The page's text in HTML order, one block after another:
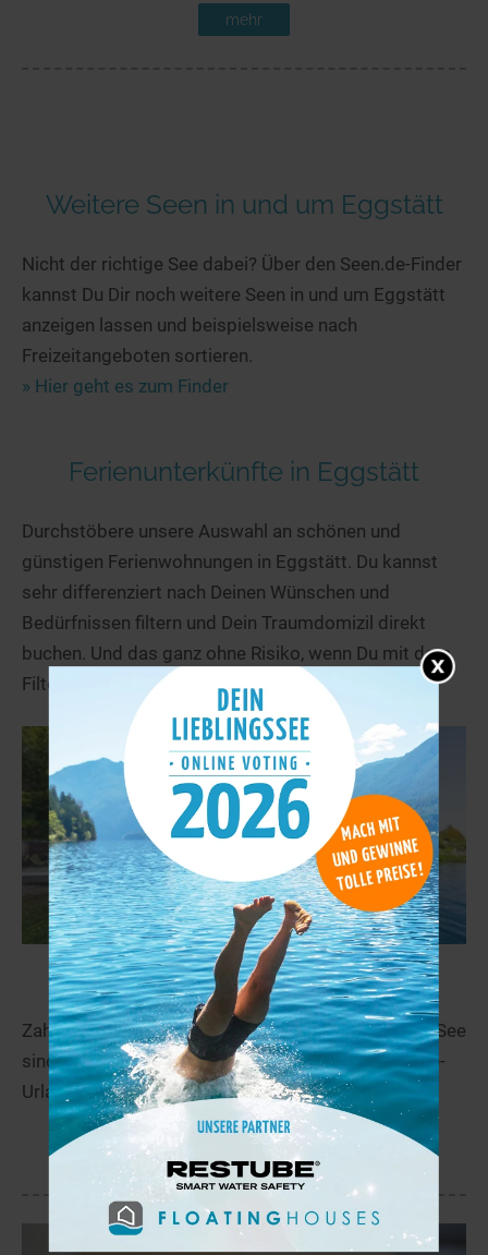
mehr
Weitere Seen in und um Eggstätt
Nicht der richtige See dabei? Über den Seen.de-Finder
kannst Du Dir noch weitere Seen in und um Eggstätt
anzeigen lassen und beispielsweise nach
Freizeitangeboten sortieren.
» Hier geht es zum Finder
Ferienunterkünfte in Eggstätt
Durchstöbere unsere Auswahl an schönen und
günstigen Ferienwohnungen in Eggstätt. Du kannst
sehr differenziert nach Deinen Wünschen und
Bedürfnissen filtern und Dein Traumdomizil direkt
buchen. Und das ganz ohne Risiko, wenn Du mit dem
Filter kostenlose Stornierung suchst.
Ferienwohnungen in Seenähe
Zahlreiche Ferienwohnungen und Ferienhäuser am See
sind eine günstige Alternative für den nächsten See-
Urlaub.